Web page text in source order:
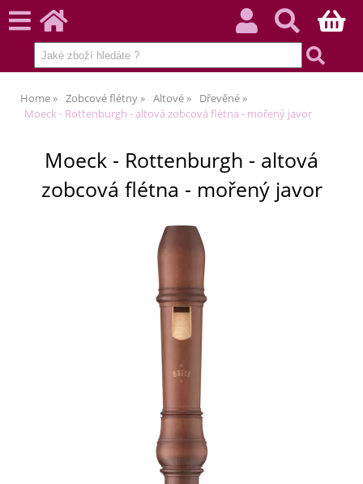
Home Zobcové flétny Altové
Dřevěné
Moeck - Rottenburgh - altová zobcová flétna - mořený javor
Moeck - Rottenburgh - altová
zobcová flétna - mořený javor